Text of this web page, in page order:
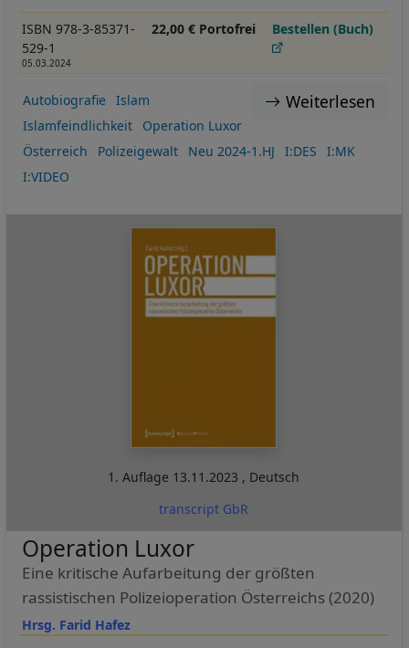
ISBN 978-3-85371-
529-1
05.03.2024
22,00 € Portofrei Bestellen (Buch)
Weiterlesen
Autobiografie
Islam
Islamfeindlichkeit
Operation Luxor
Österreich
Polizeigewalt Neu 2024-1.HJ I:DES
I:MK
I:VIDEO
1. Auflage 13.11.2023 , Deutsch
transcript GbR
Hrsg. Farid Hafez
Operation Luxor
Eine kritische Aufarbeitung der größten
rassistischen Polizeioperation Österreichs (2020)